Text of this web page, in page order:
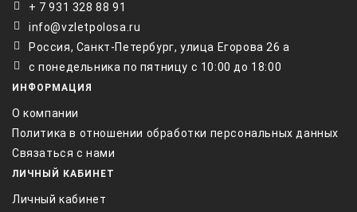
+ 7 931 328 88 91
info@vzletpolosa.ru
Россия, Санкт-Петербург, улица Егорова 26 а
с понедельника по пятницу с 10:00 до 18:00
ИНФОРМАЦИЯ
О компании
Политика в отношении обработки персональных данных
Связаться с нами
ЛИЧНЫЙ КАБИНЕТ
Личный кабинет